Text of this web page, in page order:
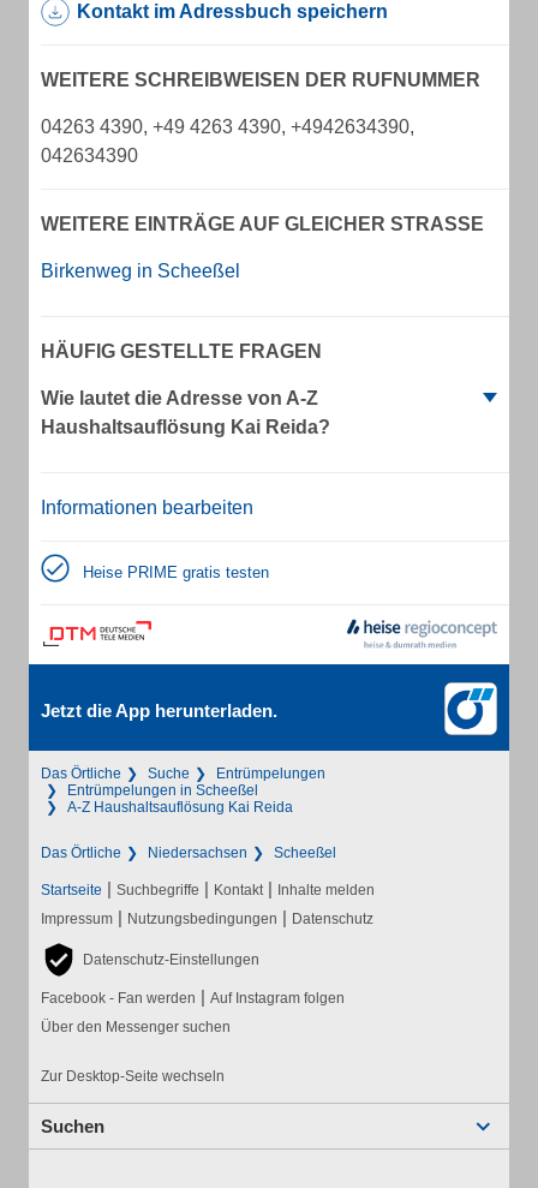
Kontakt im Adressbuch speichern
WEITERE SCHREIBWEISEN DER RUFNUMMER
04263 4390, +49 4263 4390, +4942634390,
042634390
WEITERE EINTRÄGE AUF GLEICHER STRASSE
Birkenweg in Scheeßel
HÄUFIG GESTELLTE FRAGEN
Wie lautet die Adresse von A-Z
Haushaltsauflösung Kai Reida?
Informationen bearbeiten
Heise PRIME gratis testen
Jetzt die App herunterladen.
Das Örtliche Suche
Entrümpelungen
Entrümpelungen in Scheeßel
A-Z Haushaltsauflösung Kai Reida
Das Örtliche Niedersachsen Scheeßel
Startseite | Suchbegriffe | Kontakt | Inhalte melden
Impressum | Nutzungsbedingungen | Datenschutz
Datenschutz-Einstellungen
Facebook - Fan werden | Auf Instagram folgen
Über den Messenger suchen
Zur Desktop-Seite wechseln
Suchen